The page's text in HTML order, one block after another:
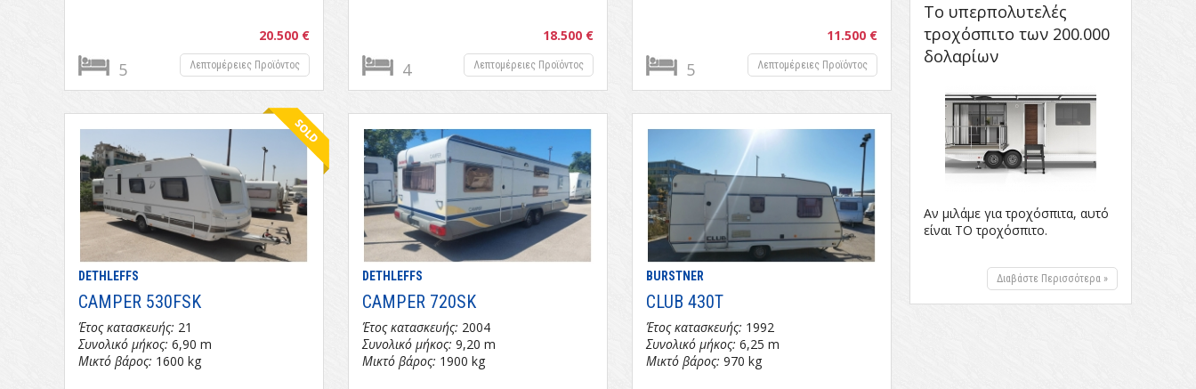
5
20.500 €
Λεπτομέρειες Προϊόντος 4
18.500 €
Λεπτομέρειες Προϊόντος 5
11.500 €
Λεπτομέρειες Προϊόντος
DETHLEFFS
CAMPER 530FSK
Έτος κατασκευής: 21
Συνολικό μήκος: 6,90 m
Μικτό βάρος: 1600 kg
DETHLEFFS
CAMPER 720SK
Έτος κατασκευής: 2004
Συνολικό μήκος: 9,20 m
Μικτό βάρος: 1900 kg
BURSTNER
CLUB 430T
Έτος κατασκευής: 1992
Συνολικό μήκος: 6,25 m
Μικτό βάρος: 970 kg
Το υπερπολυτελές
τροχόσπιτο των 200.000
δολαρίων
Αν μιλάμε για τροχόσπιτα, αυτό
είναι ΤΟ τροχόσπιτο.
Διαβάστε Περισσότερα »